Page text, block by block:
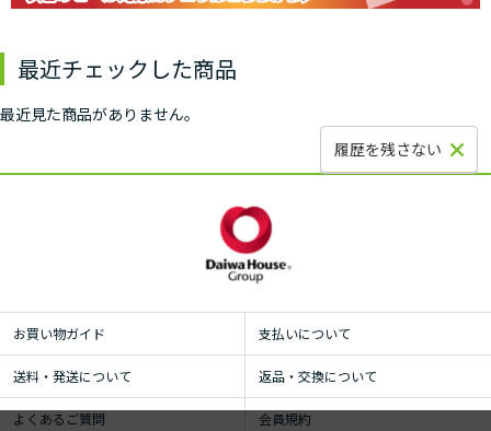
最近チェックした商品
最近見た商品がありません。
履歴を残さない
お買い物ガイド 支払いについて
送料・発送について 返品・交換について
よくあるご質問 会員規約